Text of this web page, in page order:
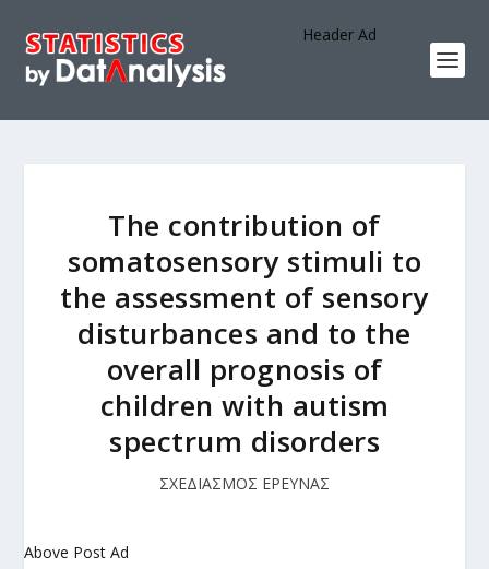
Header Ad
The contribution of
somatosensory stimuli to
the assessment of sensory
disturbances and to the
overall prognosis of
children with autism
spectrum disorders
ΣΧΕΔΙΑΣΜΟΣ ΕΡΕΥΝΑΣ
Above Post Ad